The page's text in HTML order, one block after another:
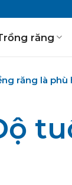
răng
răng là phù